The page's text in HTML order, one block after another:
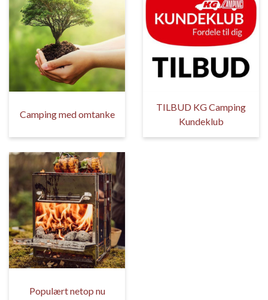
Camping med omtanke
TILBUD KG Camping
Kundeklub
Populært netop nu